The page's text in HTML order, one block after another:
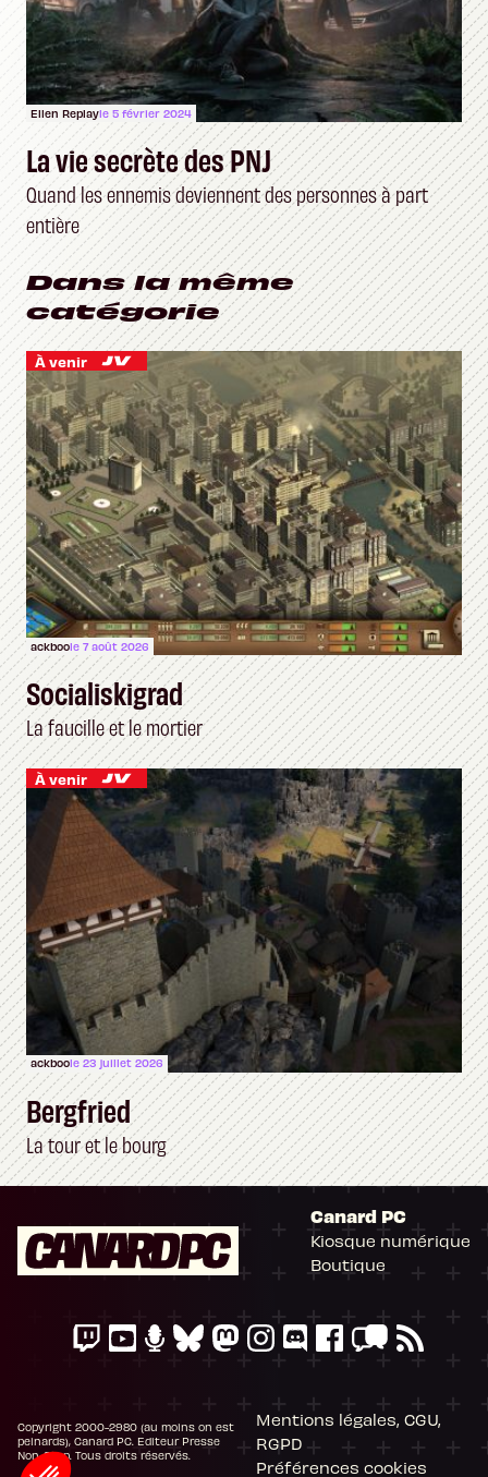
Ellen Replayle 5 février 2024
La vie secrète des PNJ
Quand les ennemis deviennent des personnes à part
entière
Dans la même
catégorie
À venir
ackboole 7 août 2026
Socialiskigrad
La faucille et le mortier
À venir
ackboole 23 juillet 2026
Bergfried
La tour et le bourg
Canard PC
Kiosque numérique
Boutique
Copyright 2000-2980 (au moins on est
peinards), Canard PC. Editeur Presse
Non-Stop. Tous droits réservés.
Mentions légales, CGU,
RGPD
Préférences cookies